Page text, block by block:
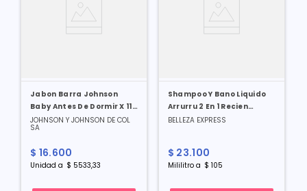
Jabon Barra Johnson
Baby Antes De Dormir X 110
Gr X 3 Und
JOHNSON Y JOHNSON DE COL
SA
$ 16.600
Unidad a $ 5533,33
Shampoo Y Bano Liquido
Arrurru 2 En 1 Recien
Nacido X 220 Ml
BELLEZA EXPRESS
$ 23.100
Mililitroa $ 105